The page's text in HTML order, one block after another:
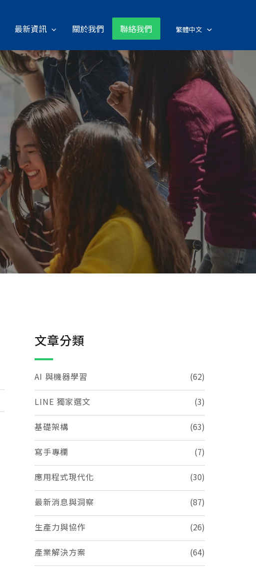
最新資訊 關於我們 聯絡我們 繁體中文
文章分類
AI 與機器學習 (62)
LINE 獨家選文 (3)
基礎架構 (63)
寫手專欄 (7)
應用程式現代化 (30)
最新消息與洞察 (87)
生產力與協作 (26)
產業解決方案 (64)